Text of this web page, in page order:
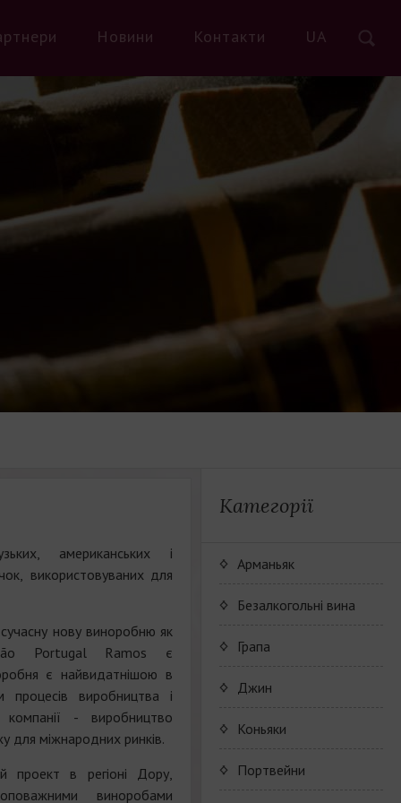
Новини Контакти UA
американських і
використовуваних для
нову виноробню як
Portugal Ramos є
є найвидатнішою в
виробництва і
- виробництво
для міжнародних ринків.
проект в регіоні Дору,
виноробами
Категорії
Арманьяк
Безалкогольні вина
JP. Chenet Alcohol Free
Wine Series JP. Chenet
Arthur Merz Alcohol Free
Wine series Arthur Metz
Appalina Alcohol Free
Wine series Appalina
Alcohol Free
Грапа
Джин
Коньяки
Maison Camus
Портвейни